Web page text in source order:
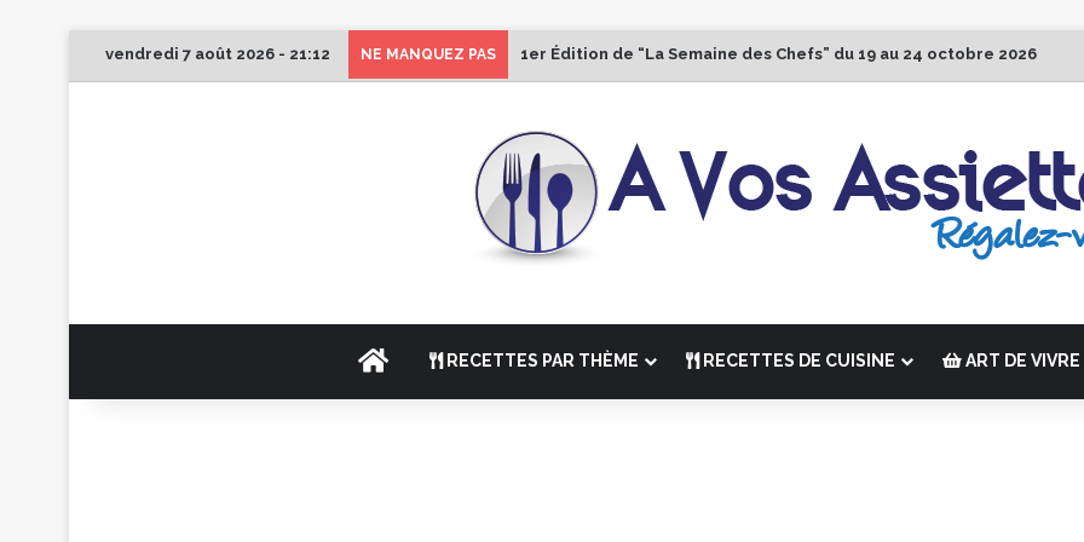
vendredi 7 août 2026 - 21:12 NE MANQUEZ PAS 1er Édition de “La Semaine des Chefs” du 19 au 24 octobre 2026
ACCUEILRECETTES PAR THÈME RECETTES DE CUISINE ART DE VIVRE